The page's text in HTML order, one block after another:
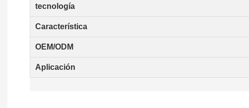
tecnología
Característica
OEM/ODM
Aplicación